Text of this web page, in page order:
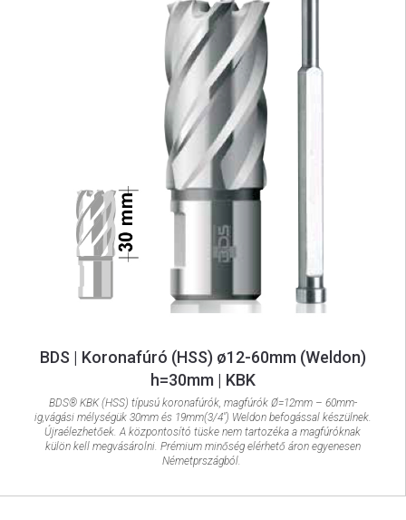
BDS | Koronafúró (HSS) ø12-60mm (Weldon)
h=30mm | KBK
BDS® KBK (HSS) típusú koronafúrók, magfúrók Ø=12mm – 60mm-
ig,vágási mélységük 30mm és 19mm(3/4″) Weldon befogással készülnek.
Újraélezhetőek. A központosító tüske nem tartozéka a magfúróknak
külön kell megvásárolni. Prémium minőség elérhető áron egyenesen
Németprszágból.